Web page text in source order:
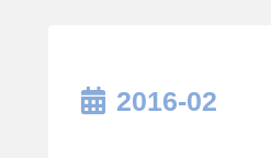
2016-02